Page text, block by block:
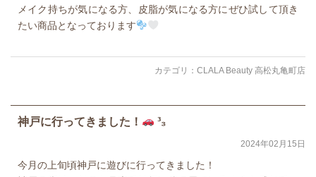
メイク持ちが気になる方、皮脂が気になる方にぜひ試して頂き
たい商品となっております
カテゴリ： CLALA Beauty 高松丸亀町店
神戸に行ってきました！ ³₃
2024年02月15日
今月の上旬頃神戸に遊びに行ってきました！